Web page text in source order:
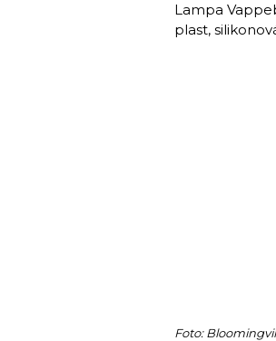
Lampa
plast,
Foto: